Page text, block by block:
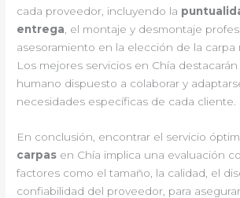
cada proveedor, incluyendo la
entrega , el montaje y desmontaje
asesoramiento en la elección de la carpa
Los mejores servicios en Chía
humano dispuesto a colaborar y
necesidades específicas de cada cliente.
En conclusión, encontrar el servicio
carpas en Chía implica una evaluación
factores como el tamaño, la calidad, el
confiabilidad del proveedor, para